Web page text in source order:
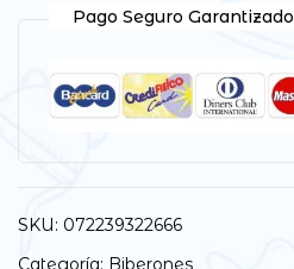
Pago Seguro Garantizado
SKU: 072239322666
Categoría: Biberones